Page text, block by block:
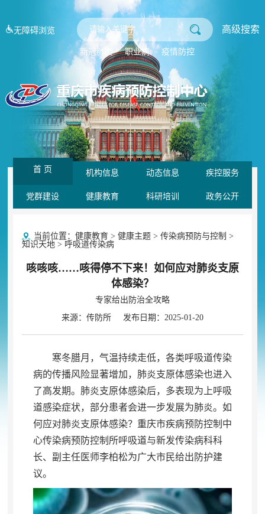
无障碍浏览 高级搜索
新冠肺炎 职业病 疫情防控
首 页 机构信息 动态信息 疾控服务
党群建设 健康教育 科研培训 政务公开
当前位置： 健康教育> 健康主题> 传染病预防与控制 >
知识天地> 呼吸道传染病
咳咳咳……咳得停不下来！如何应对肺炎支原
体感染？
专家给出防治全攻略
来源：传防所 发布日期：2025-01-20
寒冬腊月 ， 气温持续走低，各类呼吸道传染
病的传播风险显著增加 ， 肺炎支原体感染也进入
了高发期。肺炎支原体感染后， 多表现为上呼吸
道感染症状，部分患者会进一步发展为肺炎。 如
何应对肺炎支原体感染？重庆市疾病预防控制中
心传染病预防控制所呼吸道与新发传染病科科
长、副主任医师李柏松为广大市民给出防护建
议。